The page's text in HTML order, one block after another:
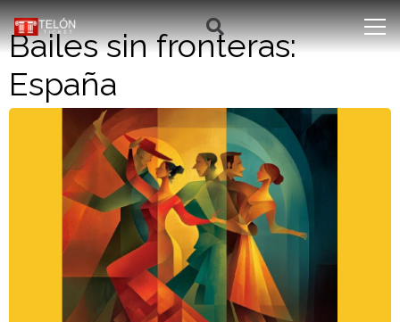
Bailes sin fronteras:
España